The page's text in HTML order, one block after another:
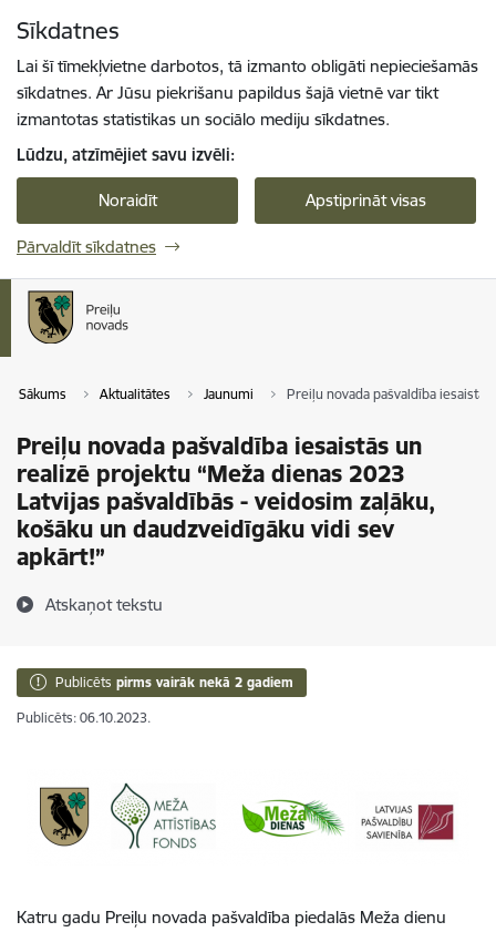
Sīkdatnes
Lai šī tīmekļvietne darbotos, tā izmanto obligāti nepieciešamās
sīkdatnes. Ar Jūsu piekrišanu papildus šajā vietnē var tikt
izmantotas statistikas un sociālo mediju sīkdatnes.
Lūdzu, atzīmējiet savu izvēli:
Noraidīt Apstiprināt visas
Pārvaldīt sīkdatnes
Sākums Aktualitātes Jaunumi Preiļu novada pašvaldība
Preiļu novada pašvaldība iesaistās un
realizē projektu “Meža dienas 2023
Latvijas pašvaldībās - veidosim zaļāku,
košāku un daudzveidīgāku vidi sev
apkārt!”
Atskaņot tekstu
Publicēts pirms vairāk nekā 2 gadiem
Publicēts: 06.10.2023.
Katru gadu Preiļu novada pašvaldība piedalās Meža dienu